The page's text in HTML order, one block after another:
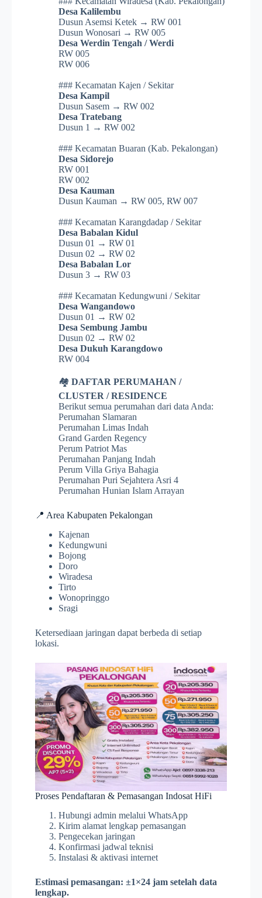
Desa Kalilembu
Dusun Asemsi Ketek → RW 001
Dusun Wonosari → RW 005
Desa Werdin Tengah / Werdi
RW 005
RW 006
### Kecamatan Kajen / Sekitar
Desa Kampil
Dusun Sasem → RW 002
Desa Tratebang
Dusun 1 → RW 002
### Kecamatan Buaran (Kab. Pekalongan)
Desa Sidorejo
RW 001
RW 002
Desa Kauman
Dusun Kauman → RW 005, RW 007
### Kecamatan Karangdadap / Sekitar
Desa Babalan Kidul
Dusun 01 → RW 01
Dusun 02 → RW 02
Desa Babalan Lor
Dusun 3 → RW 03
### Kecamatan Kedungwuni / Sekitar
Desa Wangandowo
Dusun 01 → RW 02
Desa Sembung Jambu
Dusun 02 → RW 02
Desa Dukuh Karangdowo
RW 004
🏘️ DAFTAR PERUMAHAN /
CLUSTER / RESIDENCE
Berikut semua perumahan dari data Anda:
Perumahan Slamaran
Perumahan Limas Indah
Grand Garden Regency
Perum Patriot Mas
Perumahan Panjang Indah
Perum Villa Griya Bahagia
Perumahan Puri Sejahtera Asri 4
Perumahan Hunian Islam Arrayan
📍 Area Kabupaten Pekalongan
Kajenan
Kedungwuni
Bojong
Doro
Wiradesa
Tirto
Wonopringgo
Sragi
Ketersediaan jaringan dapat berbeda di setiap
lokasi.
Proses Pendaftaran & Pemasangan Indosat HiFi
Hubungi admin melalui WhatsApp
Kirim alamat lengkap pemasangan
Pengecekan jaringan
Konfirmasi jadwal teknisi
Instalasi & aktivasi internet
Estimasi pemasangan: ±1×24 jam setelah data
lengkap.